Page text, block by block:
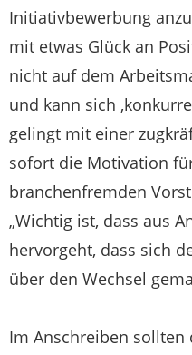
Initiativbewerbung
mit etwas Glück an
nicht auf dem
und kann sich
gelingt mit einer
sofort die Motivation
branchenfremden
„Wichtig ist, dass aus
hervorgeht, dass sich
über den Wechsel
Im Anschreiben sollten